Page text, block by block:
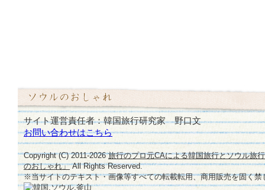
サイト運営責任者：韓国旅行研究家 野口文
お問い合わせはこちら
Copyright (C) 2011-2026旅行のプロ元CAによる韓国旅行とソウル旅
のおしゃれ」All Rights Reserved.
※当サイトのテキスト・画像等すべての転載転用、商用販売を固く禁